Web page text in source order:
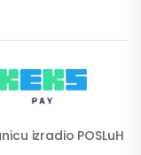
izradio POSLuH